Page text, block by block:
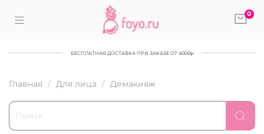
0
БЕСПЛАТНАЯ ДОСТАВКА ПРИ ЗАКАЗЕ ОТ 4000р
Главная Для лица Демакияж